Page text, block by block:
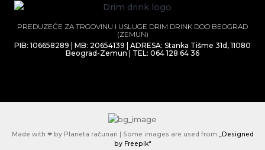
PREDUZEĆE ZA TRGOVINU I USLUGE DRIM DRINK DOO BEOGRAD
(ZEMUN)
PIB: 106658289 | MB: 20654139 | ADRESA: Stanka Tišme 31d, 11080
Beograd-Zemun | TEL: 064 128 64 36
Made with ❤ by Planeta računari | Some images are used from
„Designed
by Freepik“